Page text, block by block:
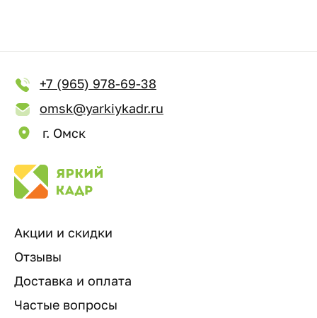
+7 (965) 978-69-38
omsk@yarkiykadr.ru
г. Омск
Акции и скидки
Отзывы
Доставка и оплата
Частые вопросы